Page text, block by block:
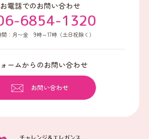
お電話でのお問い合わせ
6854-1320
間：月〜金 9時～17時（土日祝除く）
ームからのお問い合わせ
お問い合わせ